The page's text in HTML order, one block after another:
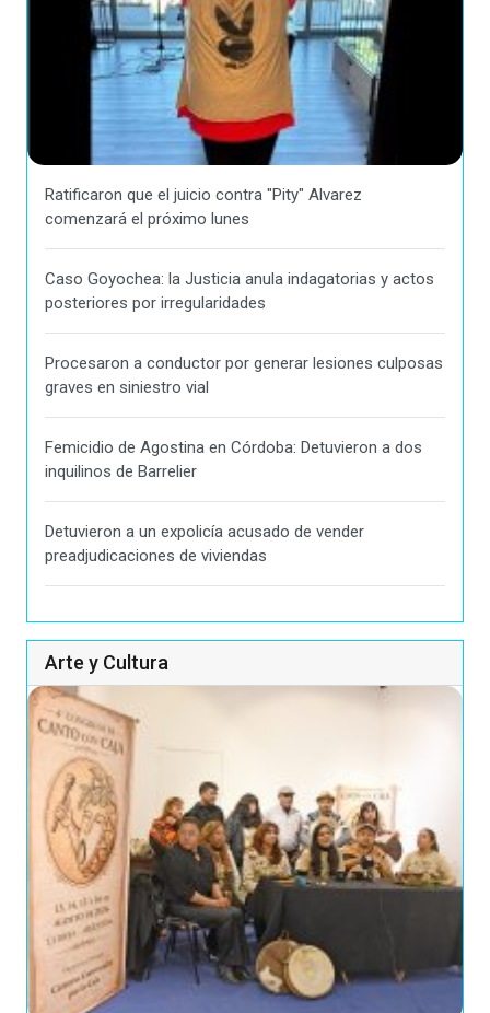
Ratificaron que el juicio contra "Pity" Alvarez
comenzará el próximo lunes
Caso Goyochea: la Justicia anula indagatorias y actos
posteriores por irregularidades
Procesaron a conductor por generar lesiones culposas
graves en siniestro vial
Femicidio de Agostina en Córdoba: Detuvieron a dos
inquilinos de Barrelier
Detuvieron a un expolicía acusado de vender
preadjudicaciones de viviendas
Arte y Cultura